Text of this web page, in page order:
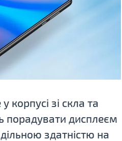
корпусі зі скла та
порадувати дисплеєм
здатністю на